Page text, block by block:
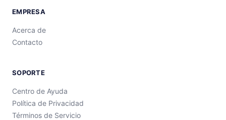
EMPRESA
Acerca de
Contacto
SOPORTE
Centro de Ayuda
Política de Privacidad
Términos de Servicio